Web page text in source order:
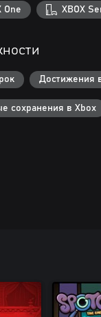
One XBOX
Достижения
сохранения в Xbox